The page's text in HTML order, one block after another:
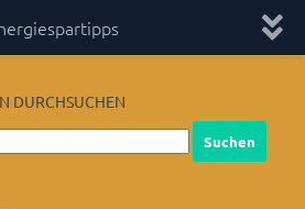
DURCHSUCHEN